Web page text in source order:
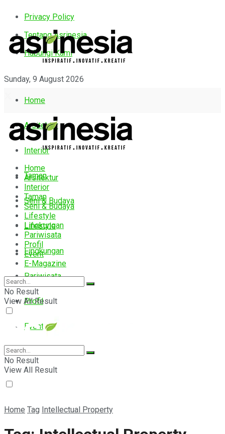
Privacy Policy
Tentang Asrinesia
Hubungi Kami
Sunday, 9 August 2026
Home
Arsitektur
Interior
Taman
Seni & Budaya
Lifestyle
Lingkungan
Pariwisata
Profil
Event
E-Magazine
Home
Arsitektur
Interior
Taman
Seni & Budaya
Lifestyle
Lingkungan
Pariwisata
Profil
Event
E-Magazine
No Result
View All Result
No Result
View All Result
Home Tag Intellectual Property